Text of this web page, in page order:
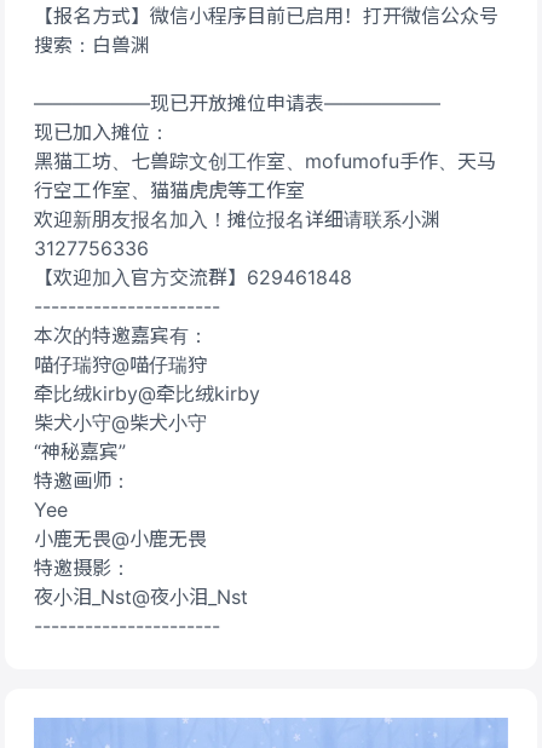
【报名方式】微信小程序目前已启用！打开微信公众号
搜索：白兽渊
——————现已开放摊位申请表——————
现已加入摊位：
黑猫工坊、七兽踪文创工作室、mofumofu手作、天马
行空工作室、猫猫虎虎等工作室
欢迎新朋友报名加入！摊位报名详细请联系小渊
3127756336
【欢迎加入官方交流群】629461848
----------------------
本次的特邀嘉宾有：
喵仔瑞狩@喵仔瑞狩
牵比绒kirby@牵比绒kirby
柴犬小守@柴犬小守
“神秘嘉宾”
特邀画师：
Yee
小鹿无畏@小鹿无畏
特邀摄影：
夜小泪_Nst@夜小泪_Nst
----------------------